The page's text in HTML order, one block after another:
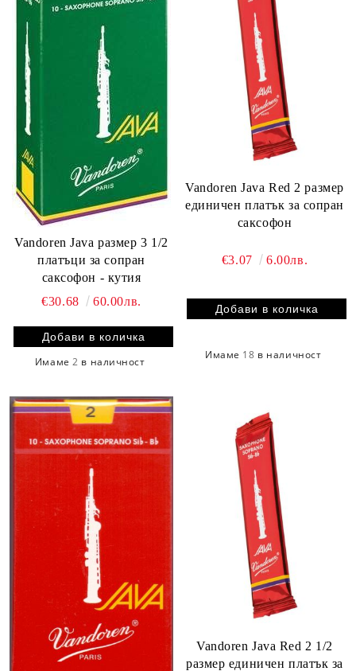
Vandoren Java размер 3 1/2
платъци за сопран
саксофон - кутия
€30.68
60.00лв.
Имаме2 в наличност
Vandoren Java Red 2 размер
единичен платък за сопран
саксофон
€3.07 6.00лв.
Имаме 18 в наличност
Vandoren Java Red 2 1/2
размер единичен платък за